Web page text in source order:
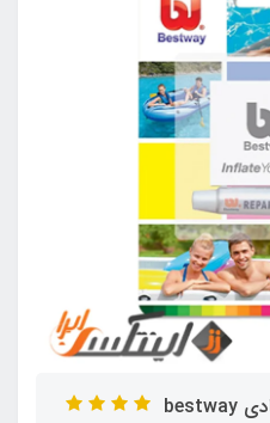
چسب تعمیرات محصولات بادی bestway